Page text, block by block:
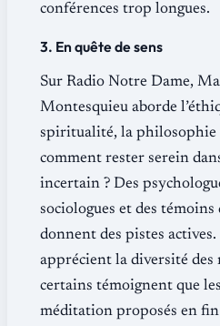
conférences trop longues.
3. En quête de sens
Sur Radio Notre Dame,
Montesquieu aborde
spiritualité, la philosophie
comment rester serein
incertain ? Des
sociologues et des
donnent des pistes actives.
apprécient la diversité des
certains témoignent que
méditation proposés en fin